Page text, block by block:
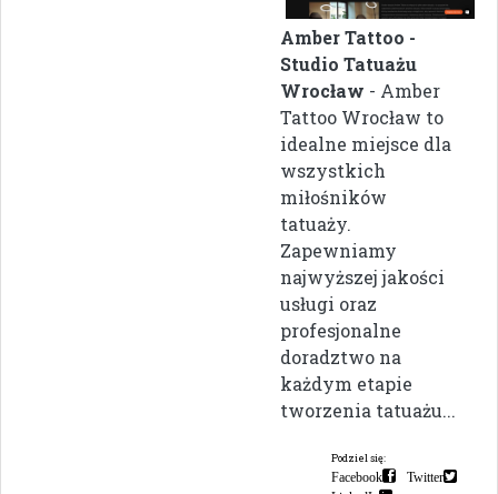
Amber Tattoo -
Studio Tatuażu
Wrocław - Amber
Tattoo Wrocław to
idealne miejsce dla
wszystkich
miłośników
tatuaży.
Zapewniamy
najwyższej jakości
usługi oraz
profesjonalne
doradztwo na
każdym etapie
tworzenia tatuażu...
Podziel się:
Facebook
Twitter